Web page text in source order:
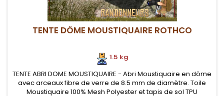
TENTE DÔME MOUSTIQUAIRE ROTHCO
1.5 kg
TENTE ABRI DOME MOUSTIQUAIRE - Abri Moustiquaire en dôme
avec arceaux fibre de verre de 8.5 mm de diamètre. Toile
Moustiquaire 100% Mesh Polyester et tapis de sol TPU